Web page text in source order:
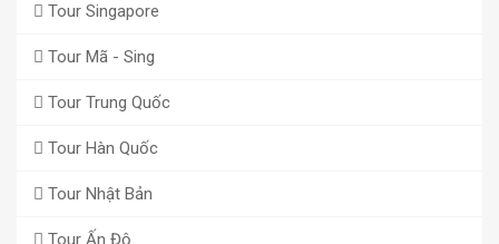
Tour Singapore
Tour Mã - Sing
Tour Trung Quốc
Tour Hàn Quốc
Tour Nhật Bản
Tour Ấn Độ